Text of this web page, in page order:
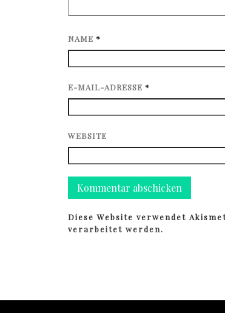
NAME *
E-MAIL-ADRESSE *
WEBSITE
Diese Website verwendet
verarbeitet werden.